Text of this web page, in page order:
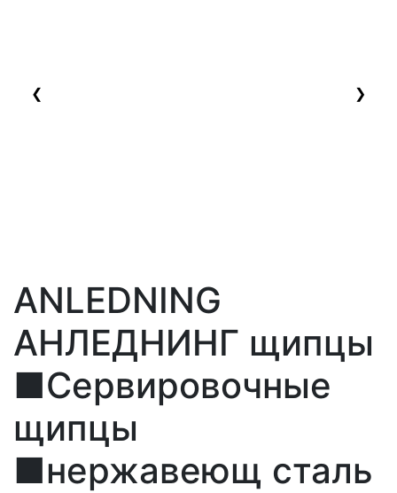
❮ ❯
ANLEDNING
АНЛЕДНИНГ щипцы
■Сервировочные
щипцы
■нержавеющ сталь